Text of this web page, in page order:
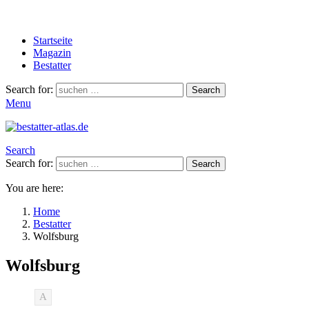
Startseite
Magazin
Bestatter
Search for: Search
Menu
Search
Search for:
Search
You are here:
Home
Bestatter
Wolfsburg
Wolfsburg
A